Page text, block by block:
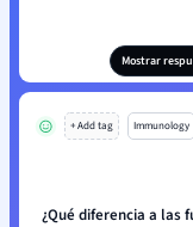
Mostrar
+ Add tag Immunology
¿Qué diferencia a las